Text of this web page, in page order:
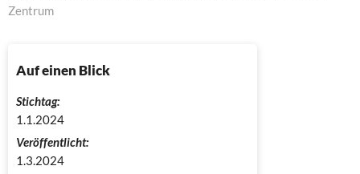
Zentrum
Auf einen Blick
Stichtag:
1.1.2024
Veröffentlicht:
1.3.2024